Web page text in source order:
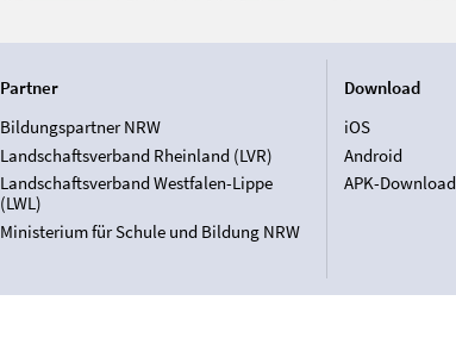
Partner
Bildungspartner NRW
Landschaftsverband Rheinland (LVR)
Landschaftsverband Westfalen-Lippe
(LWL)
Ministerium für Schule und Bildung NRW
Download
iOS
Android
APK-Download